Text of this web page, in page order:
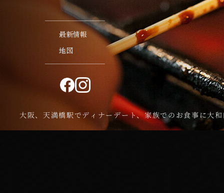
大阪、天満橋駅でディナーデート、家族でのお食事に大
最新情報
地図